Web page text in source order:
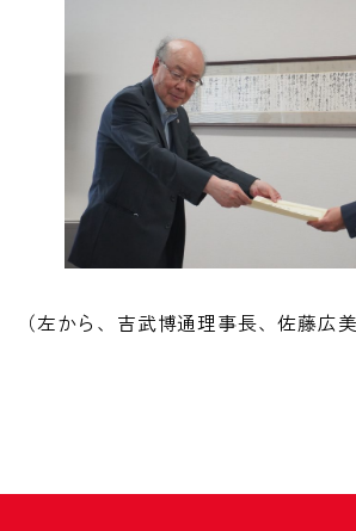
（左から、吉武博通理事長、佐藤広美